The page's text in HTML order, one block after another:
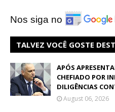
Nos siga no
TALVEZ VOCÊ GOSTE
APÓS
CHEFIADO POR
DILIGÊNCIAS
August 06, 2026